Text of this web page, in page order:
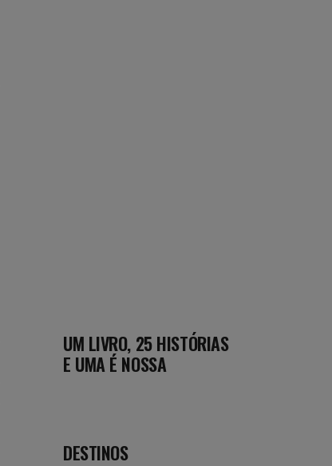
UM LIVRO, 25 HISTÓRIAS
E UMA É NOSSA
DESTINOS